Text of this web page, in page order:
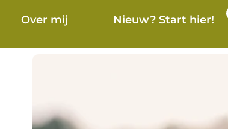
Over mij Nieuw? Start hier!